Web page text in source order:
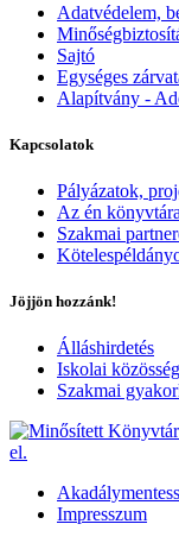
Adatvédelem,
Sajtó
Egységes
Alapítvány -
Kapcsolatok
Pályázatok,
Az én
Szakmai
Jöjjön hozzánk!
Álláshirdetés
Iskolai
Szakmai
Impresszum